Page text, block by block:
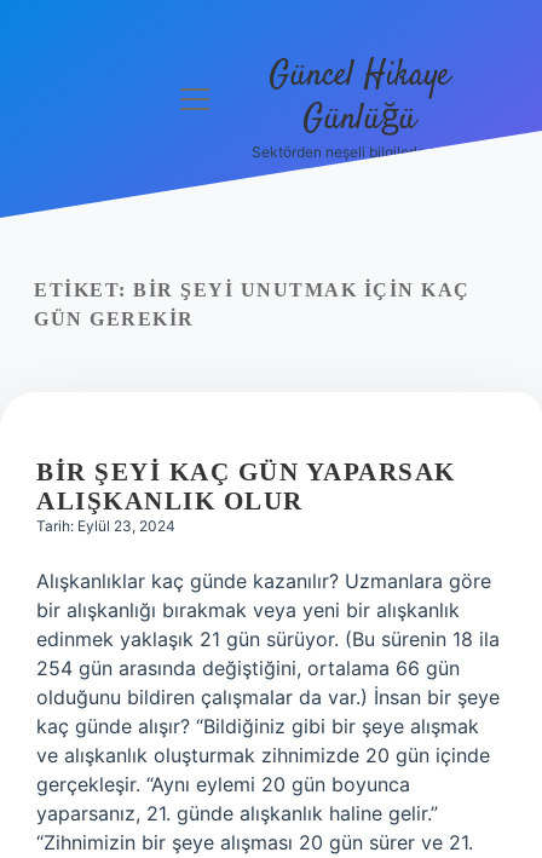
Yasal Uyarı
menüyü
Güncel Hikaye
Günlüğü
Sektörden neşeli bilgilerle tanış!
ETIKET: BIR ŞEYI UNUTMAK IÇIN KAÇ
GÜN GEREKIR
BIR ŞEYI KAÇ GÜN YAPARSAK
ALIŞKANLIK OLUR
Tarih: Eylül 23, 2024
Alışkanlıklar kaç günde kazanılır? Uzmanlara göre
bir alışkanlığı bırakmak veya yeni bir alışkanlık
edinmek yaklaşık 21 gün sürüyor. (Bu sürenin 18 ila
254 gün arasında değiştiğini, ortalama 66 gün
olduğunu bildiren çalışmalar da var.) İnsan bir şeye
kaç günde alışır? “Bildiğiniz gibi bir şeye alışmak
ve alışkanlık oluşturmak zihnimizde 20 gün içinde
gerçekleşir. “Aynı eylemi 20 gün boyunca
yaparsanız, 21. günde alışkanlık haline gelir.”
“Zihnimizin bir şeye alışması 20 gün sürer ve 21.